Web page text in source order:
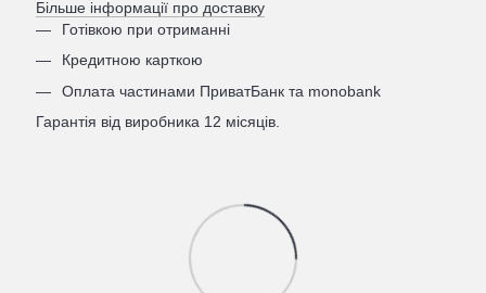
Більше інформації про доставку
Готівкою при отриманні
Кредитною карткою
Оплата частинами ПриватБанк та monobank
Гарантія від виробника 12 місяців.